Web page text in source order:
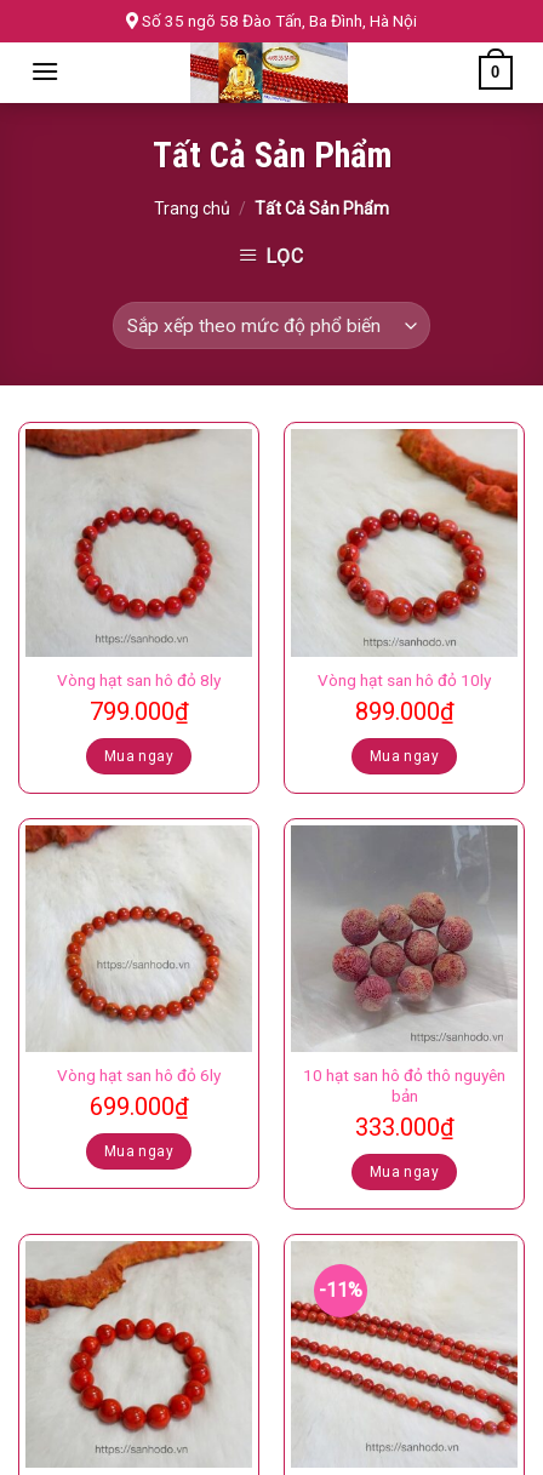
to
content
Số 35 ngõ 58 Đào Tấn, Ba Đình, Hà Nội
0
Tất Cả Sản Phẩm
Trang chủ / Tất Cả Sản Phẩm
LỌC
Vòng hạt san hô đỏ 8ly
799.000₫
Mua ngay
Vòng hạt san hô đỏ 10ly
899.000₫
Mua ngay
Vòng hạt san hô đỏ 6ly
699.000₫
Mua ngay
10 hạt san hô đỏ thô nguyên
bản
333.000₫
Mua ngay
-11%